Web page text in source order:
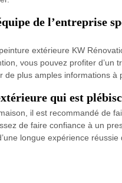
de l’entreprise
extérieure KW
vous pouvez profiter
plus amples informations à
qui est
il est recommandé de
de faire confiance à un
longue expérience